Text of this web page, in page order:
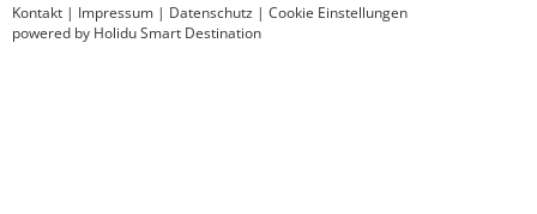
Kontakt | Impressum | Datenschutz | Cookie Einstellungen
powered by Holidu Smart Destination